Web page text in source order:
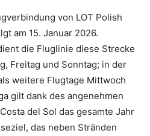
von LOT Polish
am 15. Januar 2026.
die Fluglinie diese Strecke
Freitag und Sonntag; in der
weitere Flugtage Mittwoch
gilt dank des angenehmen
del Sol das gesamte Jahr
das neben Stränden